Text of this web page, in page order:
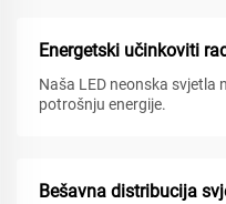
Energetski učinkoviti rad
Naša LED neonska svjetla
potrošnju energije.
Bešavna distribucija